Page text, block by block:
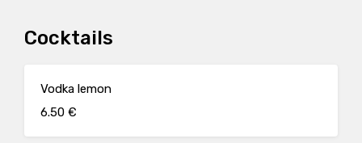
Cocktails
Vodka lemon
6.50 €